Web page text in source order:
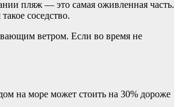
пляж — это самая оживленная часть.
соседство.
ветром. Если во время не
на море может стоить на 30% дороже